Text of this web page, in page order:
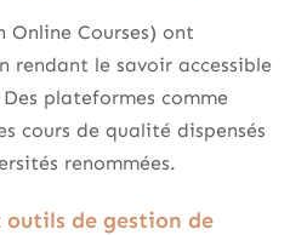
Online Courses) ont
rendant le savoir accessible
plateformes comme
cours de qualité dispensés
renommées.
de gestion de